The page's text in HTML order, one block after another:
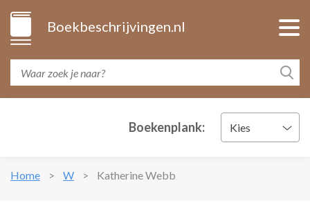
Boekbeschrijvingen.nl
Boekenplank: Kies
Home W Katherine Webb